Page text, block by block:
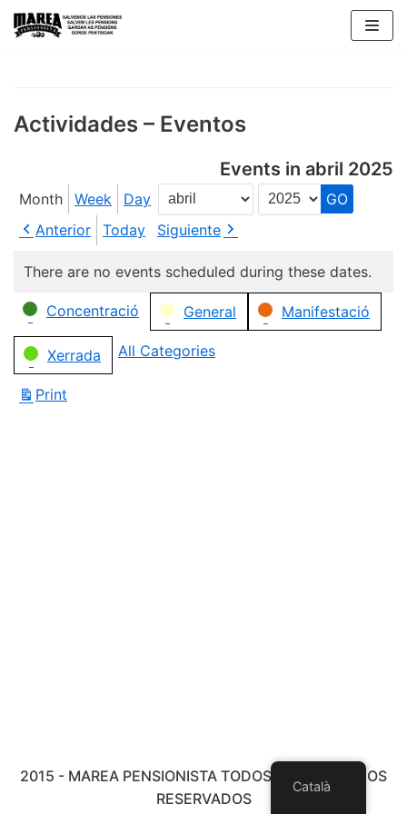
Skip
Actividades – Eventos
Events in abril 2025
Month Week Day
Month
Year
Anterior
Today Siguiente
There are no events scheduled during these dates.
Categories
Concentració General Manifestació
Xerrada All Categories
Print
2015 - MAREA PENSIONISTA TODOS LOS DERECHOS
RESERVADOS
Català